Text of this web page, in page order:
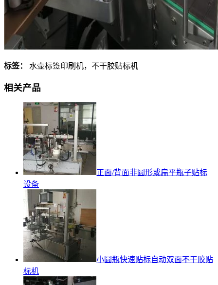
标签： 水壶标签印刷机，不干胶贴标机
相关产品
正面/背面非圆形或扁平瓶子贴标
设备
小圆瓶快速贴标自动双面不干胶贴
标机